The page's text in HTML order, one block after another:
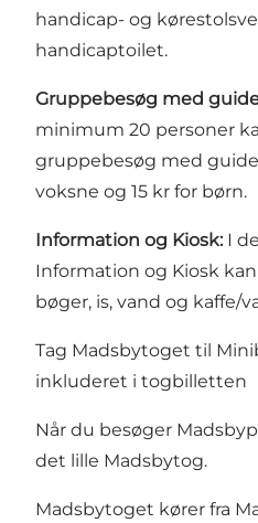
handicap- og
handicaptoilet.
Gruppebesøg med
minimum 20 personer
gruppebesøg med
voksne og 15 kr for børn.
Information og Kiosk: I
Information og Kiosk
bøger, is, vand og kaffe/
Tag Madsbytoget til
inkluderet i togbilletten
Når du besøger
det lille Madsbytog.
Madsbytoget kører fra